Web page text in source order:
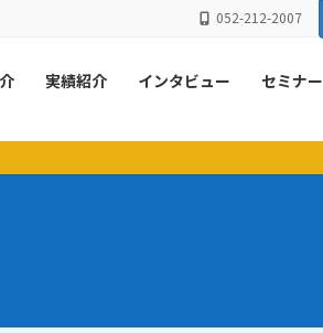
052-212-2007
実績紹介 インタビュー セミナー